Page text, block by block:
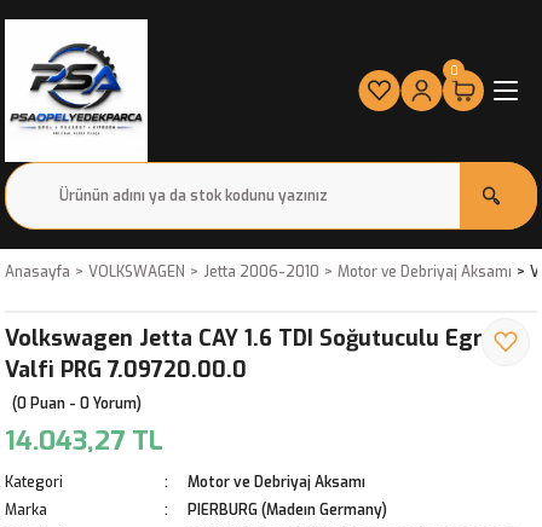
0
Anasayfa VOLKSWAGEN Jetta 2006-2010 Motor ve Debriyaj Aksamı
Volkswagen Jetta CAY 1.6 TDI Soğutuculu Egr
Valfi PRG 7.09720.00.0
(0 Puan - 0 Yorum)
14.043,27 TL
Kategori
Motor ve Debriyaj Aksamı
Marka
PIERBURG (Madeın Germany)